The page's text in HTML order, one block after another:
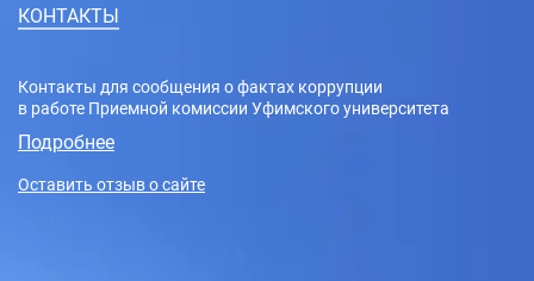
КОНТАКТЫ
Контакты для сообщения о фактах коррупции
в работе Приемной комиссии Уфимского университета
Подробнее
Оставить отзыв о сайте